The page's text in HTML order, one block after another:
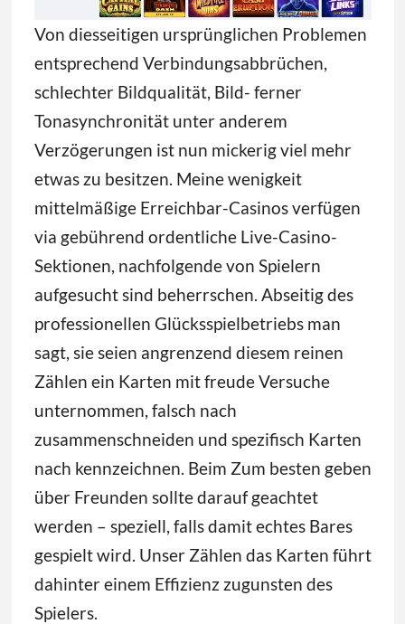
Von diesseitigen ursprünglichen Problemen
entsprechend Verbindungsabbrüchen,
schlechter Bildqualität, Bild- ferner
Tonasynchronität unter anderem
Verzögerungen ist nun mickerig viel mehr
etwas zu besitzen. Meine wenigkeit
mittelmäßige Erreichbar-Casinos verfügen
via gebührend ordentliche Live-Casino-
Sektionen, nachfolgende von Spielern
aufgesucht sind beherrschen. Abseitig des
professionellen Glücksspielbetriebs man
sagt, sie seien angrenzend diesem reinen
Zählen ein Karten mit freude Versuche
unternommen, falsch nach
zusammenschneiden und spezifisch Karten
nach kennzeichnen. Beim Zum besten geben
über Freunden sollte darauf geachtet
werden – speziell, falls damit echtes Bares
gespielt wird. Unser Zählen das Karten führt
dahinter einem Effizienz zugunsten des
Spielers.